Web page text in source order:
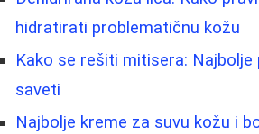
hidratirati problematičnu kožu
Kako se rešiti mitisera:
saveti
Najbolje kreme za suvu kožu i